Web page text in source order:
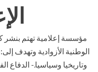
مؤسسة إعلامية تهتم
الوطنية الأزوادية وتهدف
وتاريخيا وسياسيا.- الدفاع